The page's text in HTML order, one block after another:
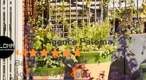
Créons ensemble
votre séminaire
Agence Paloma
4.9
Basé sur 129 avis
powered byGoogle